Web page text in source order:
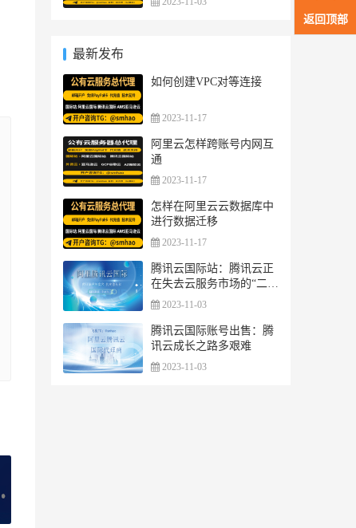
最新发布
如何创建VPC对等连接
2023-11-17
阿里云怎样跨账号内网互
通
2023-11-17
怎样在阿里云云数据库中
进行数据迁移
2023-11-17
腾讯云国际站：腾讯云正
在失去云服务市场的“二把
手”地位
2023-11-03
腾讯云国际账号出售：腾
讯云成长之路多艰难
2023-11-03
返回顶部